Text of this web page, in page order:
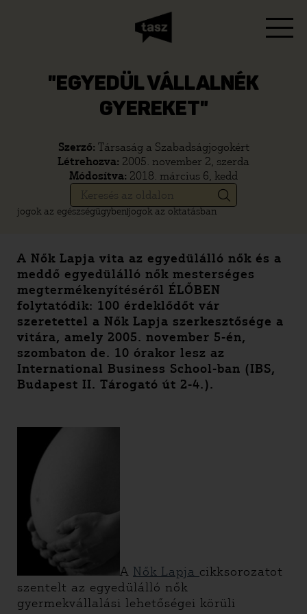
"EGYEDÜL VÁLLALNÉK
GYEREKET"
Szerző: Társaság a Szabadságjogokért
Létrehozva: 2005. november 2, szerda
Módosítva: 2018. március 6, kedd
jogok az egészségügybenjogok az oktatásban
A Nők Lapja vita az egyedülálló nők és a
meddő egyedülálló nők mesterséges
megtermékenyítéséről ÉLŐBEN
folytatódik: 100 érdeklődőt vár
szeretettel a Nők Lapja szerkesztősége a
vitára, amely 2005. november 5-én,
szombaton de. 10 órakor lesz az
International Business School-ban (IBS,
Budapest II. Tárogató út 2-4.).
A Nők Lapja cikksorozatot
szentelt az egyedülálló nők
gyermekvállalási lehetőségei körüli